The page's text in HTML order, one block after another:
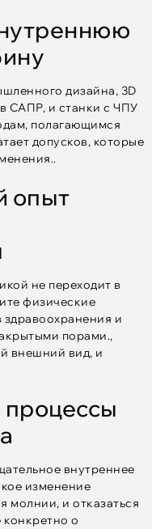
дизайна, 3D
САПР, и станки с ЧПУ
полагающимся
допусков, которые
опыт
не переходит в
физические
и
порами.,
внешний вид, и
внутреннее
изменение
молнии, и отказаться
конкретно о